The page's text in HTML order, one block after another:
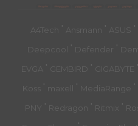
მთავარი კალათა
A4Tech ' Ansmann ' ASUS '
Deepcool ' Defender '
EVGA ' GEMBIRD ' GIGABYTE '
Koss ' maxell ' MediaRange '
PNY ' Redragon ' Ritmix '